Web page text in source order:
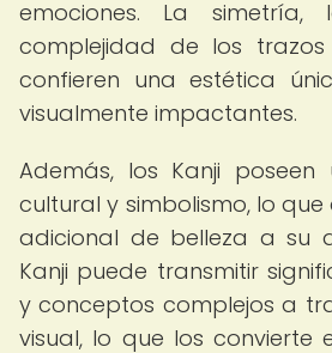
emociones. La
complejidad de los
confieren una estética
visualmente impactantes.
Además, los Kanji
cultural y simbolismo, lo
adicional de belleza a su
Kanji puede transmitir
y conceptos complejos a
visual, lo que los convierte